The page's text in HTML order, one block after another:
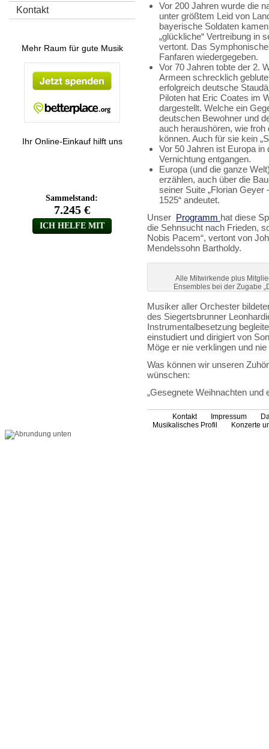
Kontakt
Mehr Raum für gute Musik
Ihr Online-Einkauf hilft uns
Vor 200 Jahren wurde die
unter größtem Leid von
bayerische Soldaten
„glückliche“ Vertreibung in
vertont. Das
Fanfaren wiedergegeben.
Vor 70 Jahren tobte der 2.
Armeen schrecklich
erfolgreich deutsche
Piloten hat Eric Coates im
dargestellt. Welche ein
deutschen Bewohner und
auch heraushören, wie
können. Auch für sie kein
Vor 50 Jahren ist Europa
Vernichtung entgangen.
Europa (und die ganze
erzählen, auch über die
seiner Suite „Florian
1525“ andeutet.
Unser Programm hat diese
die Sehnsucht nach Frieden,
Nobis Pacem“, vertont von
Mendelssohn Bartholdy.
Alle Mitwirkende plus
Ensembles bei der Zugabe
Musiker aller Orchester
des Siegertsbrunner
Instrumentalbesetzung
einstudiert und dirigiert von
Möge er nie verklingen und
Was können wir unseren
wünschen:
„Gesegnete Weihnachten und
Kontakt Impressum
Musikalisches Profil
Konzerte